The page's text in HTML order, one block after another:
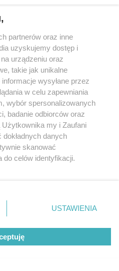
w jakikolwiek sposób (w
na jakimkolwiek polu
włącznie z umieszczaniem w
partnerów oraz inne
uzyskujemy dostęp i
urządzeniu oraz
takie jak unikalne
wysyłane przez
w celu zapewniania
wybór spersonalizowanych
badanie odbiorców oraz
Użytkownika my i Zaufani
danych
skanować
do celów identyfikacji.
ustawień prywatności
rogu strony
nie wymagają zgody
sprzeciwić się takiemu
miały zastosowanie tylko
USTAWIENIA